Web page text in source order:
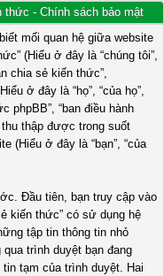
thức - Chính sách bảo mật
mối quan hệ giữa website
(Hiểu ở đây là “chúng tôi”,
chia sẻ kiến thức”,
ở đây là “họ”, “của họ”,
phpBB”, “ban điều hành
thập được trong suốt
(Hiểu ở đây là “bạn”, “của
Đầu tiên, bạn truy cập vào
kiến thức” có sử dụng hệ
tập tin thông tin nhỏ
trình duyệt bạn đang
tạm của trình duyệt. Hai